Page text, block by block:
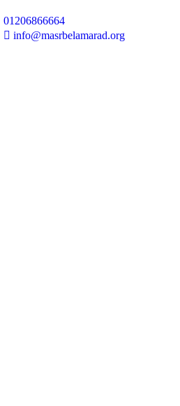
01206866664
info@masrbelamarad.org